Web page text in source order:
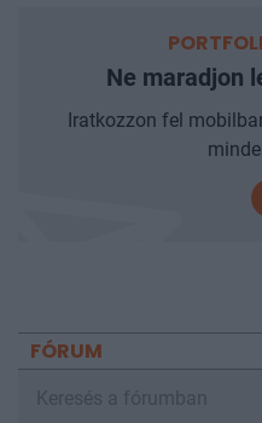
Ne maradjon
Iratkozzon fel
FÓRUM